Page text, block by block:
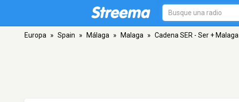
Europa » Spain » Málaga » Malaga » Cadena SER - Ser + Malaga